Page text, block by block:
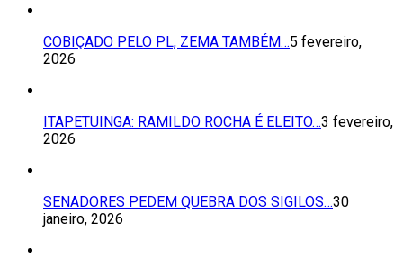
COBIÇADO PELO PL, ZEMA TAMBÉM…5 fevereiro,
2026
ITAPETUINGA: RAMILDO ROCHA É ELEITO…3 fevereiro,
2026
SENADORES PEDEM QUEBRA DOS SIGILOS…30
janeiro, 2026